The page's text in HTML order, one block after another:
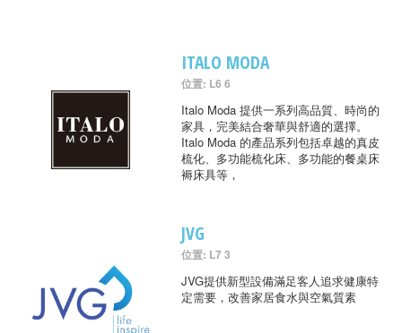
ITALO MODA
位置: L6 6
Italo Moda 提供一系列高品質、時尚的
家具，完美結合奢華與舒適的選擇。
Italo Moda 的產品系列包括卓越的真皮
梳化、多功能梳化床、多功能的餐桌床
褥床具等，
JVG
位置: L7 3
JVG提供新型設備滿足客人追求健康特
定需要，改善家居食水與空氣質素